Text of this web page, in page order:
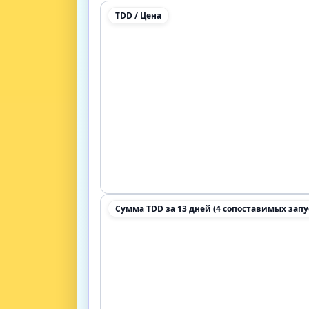
TDD / Цена
Сумма TDD за 13 дней (4 сопоставимых